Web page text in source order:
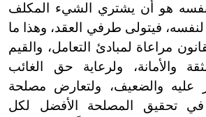
لنفسه هو أن يشتري الشيء المكلف
لنفسه، فيتولى طرفي العقد، وهذا ما
مراعاة لمبادئ التعامل، والقيم
والأمانة، ولرعاية حق الغائب
عليه والضعيف، ولتعارض مصلحة
في تحقيق المصلحة الأفضل لكل